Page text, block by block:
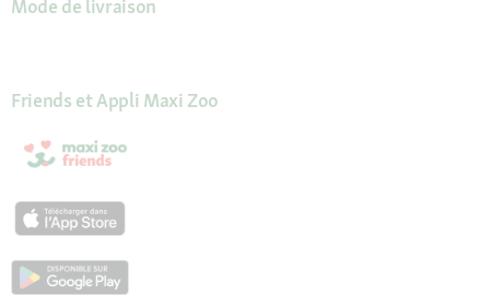
Mode de livraison
Friends et Appli Maxi Zoo